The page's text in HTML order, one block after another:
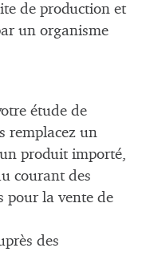
de production et
un organisme
étude de
remplacez un
produit importé,
courant des
pour la vente de
des